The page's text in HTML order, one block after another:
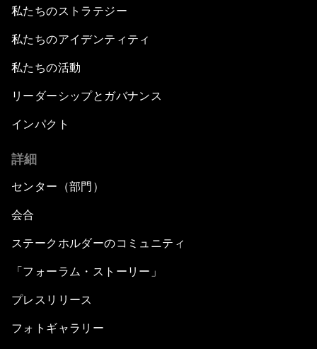
私たちのストラテジー
私たちのアイデンティティ
私たちの活動
リーダーシップとガバナンス
インパクト
詳細
センター（部門）
会合
ステークホルダーのコミュニティ
「フォーラム・ストーリー」
プレスリリース
フォトギャラリー